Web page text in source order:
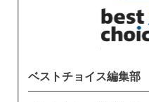
ベストチョイス編集部